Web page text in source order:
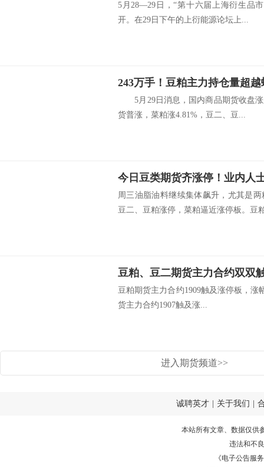
5月28—29日，“第十六届上海衍生品
开。在29日下午的上衍能源论坛上...
243万手！豆粕主力持仓量超
5月29日消息，国内商品期货收盘涨
货普涨，菜粕涨4.81%，豆二、豆...
周三油脂油料继续集体飙升，尤其是
豆二、豆粕涨停，菜粕逼近涨停板。豆
豆粕、豆二期货主力合约双双
豆粕期货主力合约1909触及涨停板，涨
货主力合约1907触及涨...
进入期货频道>>
诚聘英才 关于我们
本站所有文章、数据仅供
违法和不
《电子公告服务